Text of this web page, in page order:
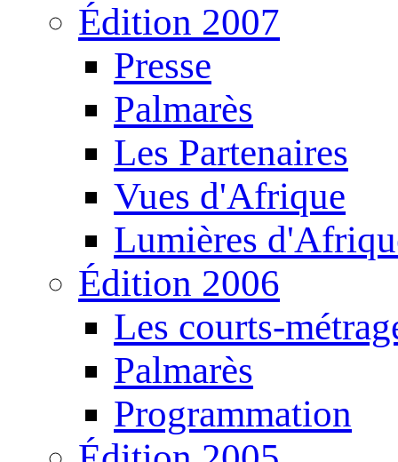
Édition 2007
Presse
Palmarès
Les Partenaires
Vues d'Afrique
Lumières
Édition 2006
Les courts-
Palmarès
Programmation